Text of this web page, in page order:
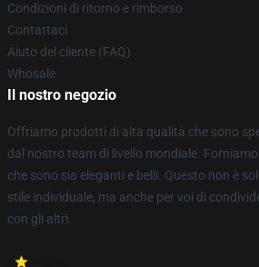
Condizioni di ritorno e rimborso
Contattaci
Aiuto del cliente (FAQ)
Whosale
Il nostro negozio
Offriamo prodotti di alta qualità che sono
dal nostro team di livello mondiale.
che sono sia eleganti e belli. Questo non è
stile individuale, ma anche per voi di
con gli altri.